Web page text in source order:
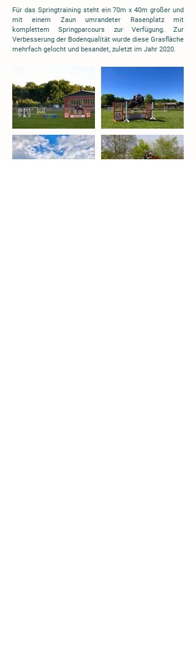
Für das Springtraining steht ein 70m x 40m großer und
mit einem Zaun umrandeter Rasenplatz mit
komplettem Springparcours zur Verfügung. Zur
Verbesserung der Bodenqualität wurde diese Grasfläche
mehrfach gelocht und besandet, zuletzt im Jahr 2020.